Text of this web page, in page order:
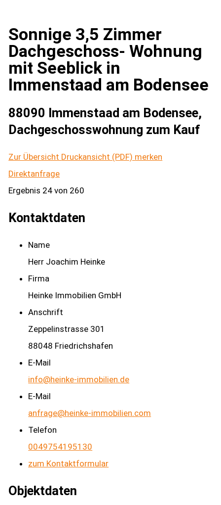
Sonnige 3,5 Zimmer
Dachgeschoss- Wohnung
mit Seeblick in
Immenstaad am Bodensee
88090 Immenstaad am Bodensee,
Dachgeschosswohnung zum Kauf
Zur Übersicht Druckansicht (PDF) merken
Direktanfrage
Ergebnis 24 von 260
Kontaktdaten
Name
Herr Joachim Heinke
Firma
Heinke Immobilien GmbH
Anschrift
Zeppelinstrasse 301
88048 Friedrichshafen
E-Mail
info@heinke-immobilien.de
E-Mail
anfrage@heinke-immobilien.com
Telefon
0049754195130
zum Kontaktformular
Objektdaten